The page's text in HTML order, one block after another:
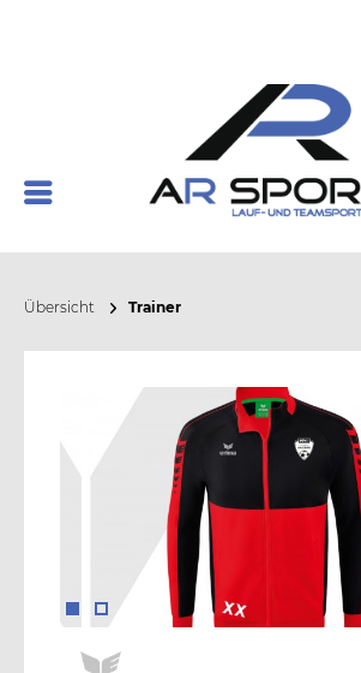
Übersicht Trainer